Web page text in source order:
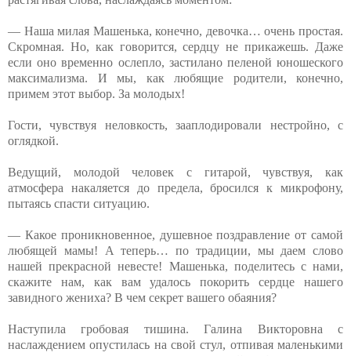
— Наша милая Машенька, конечно, девочка… очень простая.
Скромная. Но, как говорится, сердцу не прикажешь. Даже
если оно временно ослепло, застилано пеленой юношеского
максимализма. И мы, как любящие родители, конечно,
примем этот выбор. За молодых!
Гости, чувствуя неловкость, зааплодировали нестройно, с
оглядкой.
Ведущий, молодой человек с гитарой, чувствуя, как
атмосфера накаляется до предела, бросился к микрофону,
пытаясь спасти ситуацию.
— Какое проникновенное, душевное поздравление от самой
любящей мамы! А теперь… по традиции, мы даем слово
нашей прекрасной невесте! Машенька, поделитесь с нами,
скажите нам, как вам удалось покорить сердце нашего
завидного жениха? В чем секрет вашего обаяния?
Наступила гробовая тишина. Галина Викторовна с
наслаждением опустилась на свой стул, отпивая маленькими